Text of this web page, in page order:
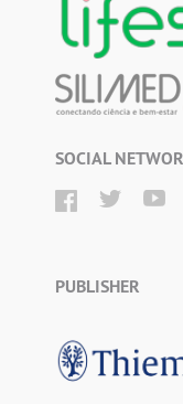
SOCIAL
PUBLISHER